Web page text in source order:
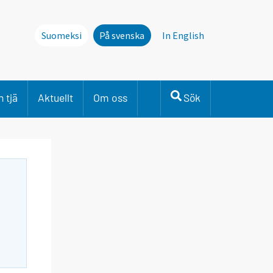
Suomeksi På svenska In English
tjä Aktuellt Om oss Sök